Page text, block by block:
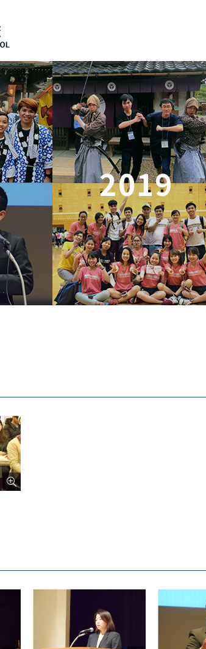
日本語
English
中文（简体）
한국어
Tiếng Việt
2019